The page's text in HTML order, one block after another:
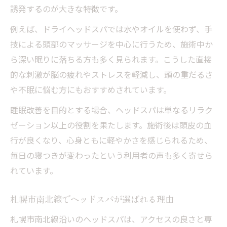
誘発するのが大きな特徴です。
例えば、ドライヘッドスパでは水やオイルを使わず、手
技による頭部のマッサージを中心に行うため、施術中か
ら深い眠りに落ちる方も多く見られます。こうした直接
的な刺激が脳の疲れやストレスを軽減し、頭の重だるさ
や不眠に悩む方にもおすすめされています。
睡眠改善を目的とする場合、ヘッドスパは単なるリラク
ゼーション以上の役割を果たします。施術後は頭皮の血
行が良くなり、心身ともに軽やかさを感じられるため、
毎日の寝つきが変わったという利用者の声も多く寄せら
れています。
札幌市南北線でヘッドスパが選ばれる理由
札幌市南北線沿いのヘッドスパは、アクセスの良さと専